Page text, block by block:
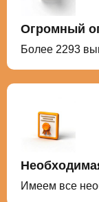
Огромный
Более 2293
Имеем все